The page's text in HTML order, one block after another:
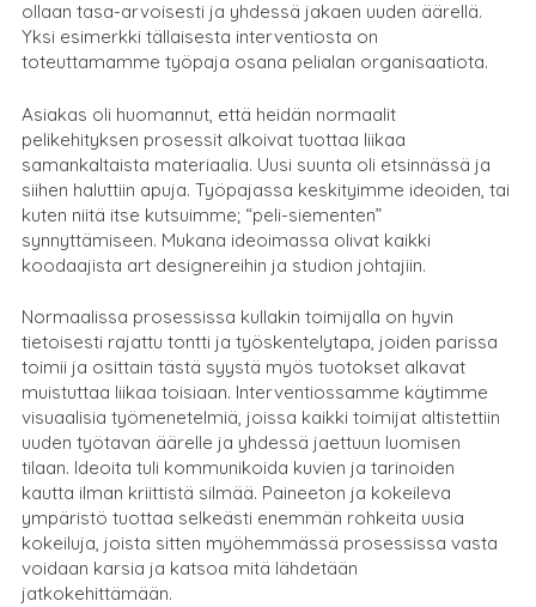
ollaan tasa-arvoisesti ja yhdessä jakaen uuden äärellä.
Yksi esimerkki tällaisesta interventiosta on
toteuttamamme työpaja osana pelialan organisaatiota.
Asiakas oli huomannut, että heidän normaalit
pelikehityksen prosessit alkoivat tuottaa liikaa
samankaltaista materiaalia. Uusi suunta oli etsinnässä ja
siihen haluttiin apuja. Työpajassa keskityimme ideoiden, tai
kuten niitä itse kutsuimme; “peli-siementen”
synnyttämiseen. Mukana ideoimassa olivat kaikki
koodaajista art designereihin ja studion johtajiin.
Normaalissa prosessissa kullakin toimijalla on hyvin
tietoisesti rajattu tontti ja työskentelytapa, joiden parissa
toimii ja osittain tästä syystä myös tuotokset alkavat
muistuttaa liikaa toisiaan. Interventiossamme käytimme
visuaalisia työmenetelmiä, joissa kaikki toimijat altistettiin
uuden työtavan äärelle ja yhdessä jaettuun luomisen
tilaan. Ideoita tuli kommunikoida kuvien ja tarinoiden
kautta ilman kriittistä silmää. Paineeton ja kokeileva
ympäristö tuottaa selkeästi enemmän rohkeita uusia
kokeiluja, joista sitten myöhemmässä prosessissa vasta
voidaan karsia ja katsoa mitä lähdetään
jatkokehittämään.